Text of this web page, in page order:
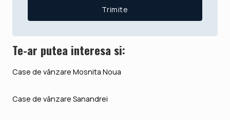
Te-ar putea interesa si:
Case de vânzare Mosnita Noua
Case de vânzare Sanandrei